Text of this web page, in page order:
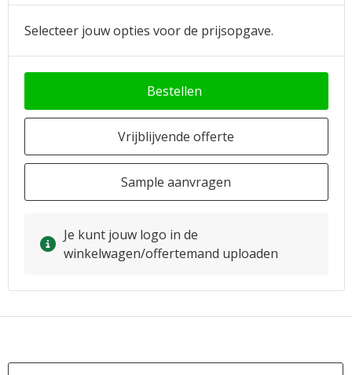
Selecteer jouw opties voor de prijsopgave.
Bestellen
Vrijblijvende offerte
Sample aanvragen
Je kunt jouw logo in de
winkelwagen/offertemand uploaden